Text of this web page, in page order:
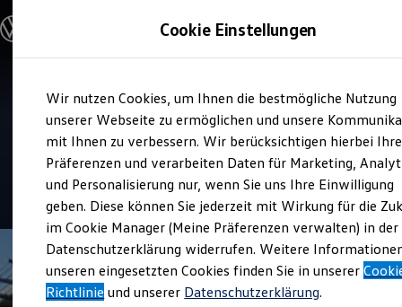
Hauptinhalt
springen
Footer
springen
Modelle und Konfigurator
Modelle vergleichen
Elektroautos
ENERGY Sondermodelle
Nutzfahrzeuge
SUV und CUV
Familienautos
Kombis
Kompaktwagen
Sportwagen
Schnell verfügbare Fahrzeuge
Angebote und Produkte
Aktuelle Angebote
E-Auto-Förderung
Volkswagen Marktplatz
Verkauf und Service
Heinrich Thomas GmbH & Co.
KG
4.7|490 Bewertungen
Cookie Einstellungen
Wir nutzen Cookies, um Ihnen die bestmögliche Nutzung
unserer Webseite zu ermöglichen und unsere
mit Ihnen zu verbessern. Wir berücksichtigen hierbei Ihre
Präferenzen und verarbeiten Daten für Marketing,
und Personalisierung nur, wenn Sie uns Ihre Einwilligung
geben. Diese können Sie jederzeit mit Wirkung für die
im Cookie Manager (Meine Präferenzen verwalten) in der
Datenschutzerklärung widerrufen. Weitere
unseren eingesetzten Cookies finden Sie in unserer
Richtlinie und unserer Datenschutzerklärung.